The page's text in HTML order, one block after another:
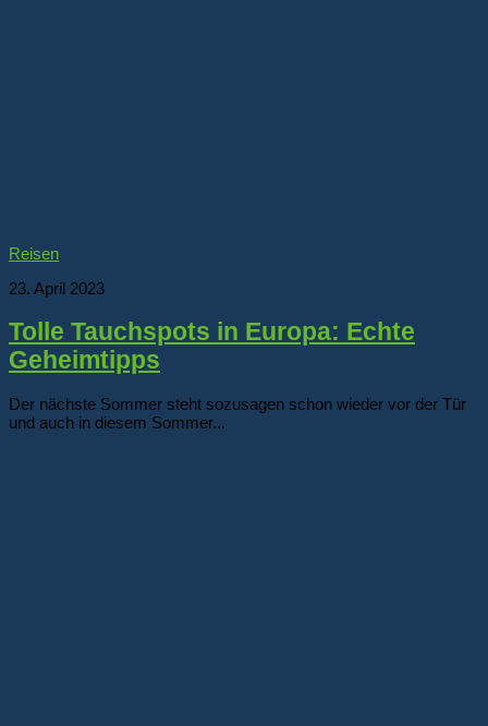
Reisen
23. April 2023
Tolle Tauchspots in Europa: Echte
Geheimtipps
Der nächste Sommer steht sozusagen schon wieder vor der Tür
und auch in diesem Sommer...